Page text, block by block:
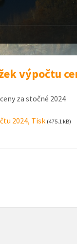
výpočtu
za stočné 2024
2024, Tisk (475.1 kB)